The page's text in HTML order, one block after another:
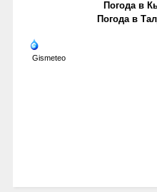
Погода в
Погода в
Gismeteo